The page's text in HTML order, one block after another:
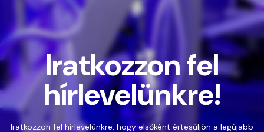
Iratkozzon fel
hírlevelünkre!
Iratkozzon fel hírlevelünkre, hogy elsőként értesüljön a legújabb